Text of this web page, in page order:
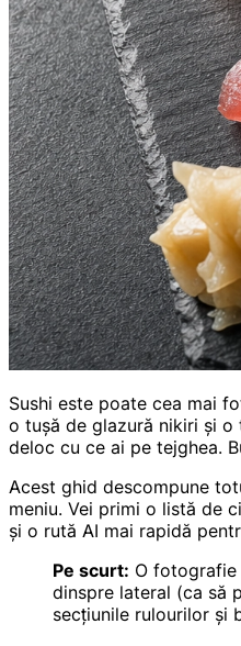
Sushi este poate cea mai
o tușă de glazură nikiri și o
deloc cu ce ai pe tejghea.
Acest ghid descompune
meniu. Vei primi o listă de
și o rută AI mai rapidă
Pe scurt: O fotografie
dinspre lateral (ca să
secțiunile rulourilor și